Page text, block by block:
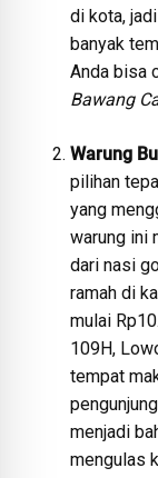
di kota,
banyak
Anda bisa
Bawang
Warung
pilihan
yang
warung ini
dari nasi
ramah di
mulai
109H,
tempat
menjadi
mengulas